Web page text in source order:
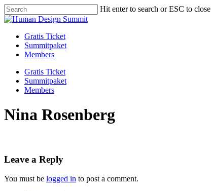
Skip
to
content
Hit enter to search or ESC to close
Close
Menu
Gratis Ticket
Summitpaket
Members
Gratis Ticket
Summitpaket
Members
Nina Rosenberg
Leave a Reply
You must be logged in to post a comment.